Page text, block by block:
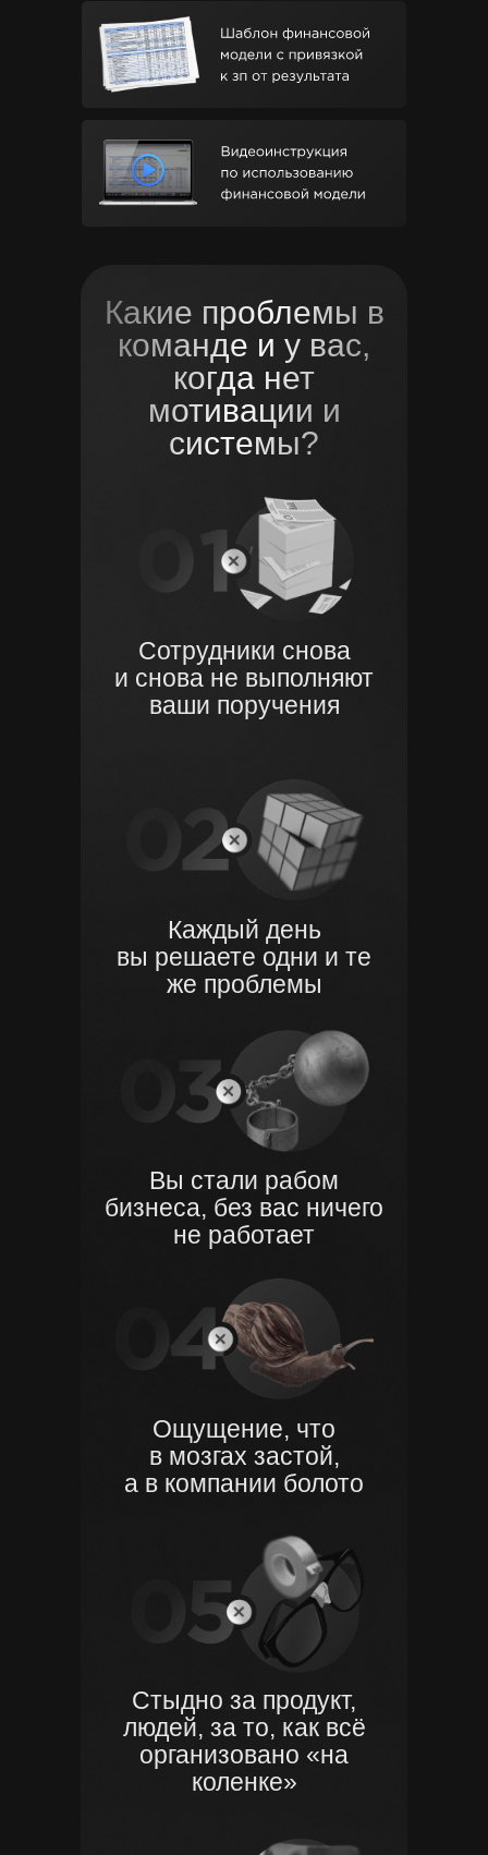
Сотрудники снова
и снова не выполняют
ваши поручения
Каждый день
вы решаете одни и те
же проблемы
Вы стали рабом
бизнеса, без вас ничего
не работает
Ощущение, что
в мозгах застой,
а в компании болото
Стыдно за продукт,
людей, за то, как всё
организовано «на
коленке»
Какие проблемы в
команде и у вас,
когда нет
мотивации и
системы?